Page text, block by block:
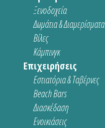
Ξενοδοχεία
Δωμάτια & Διαμερίσματα
Βίλες
Κάμπινγκ
Επιχειρήσεις
Εστιατόρια & Ταβέρνες
Beach Bars
Διασκέδαση
Ενοικιάσεις